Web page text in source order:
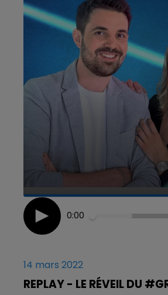
7h00 - 12h00
LA TEAM DU
0:00
14 mars 2022
REPLAY - LE RÉVEIL DU